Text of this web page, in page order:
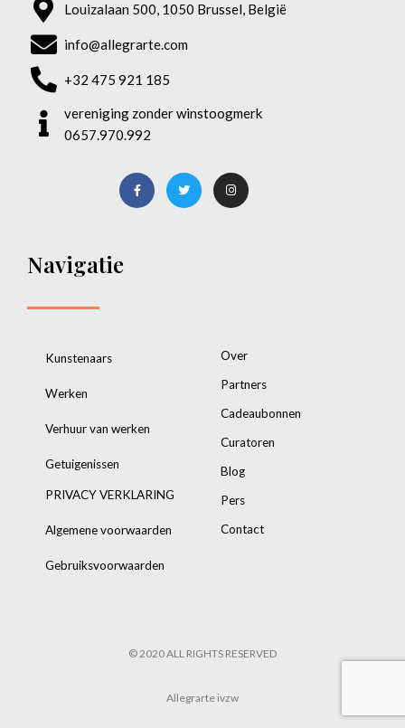
Louizalaan 500, 1050 Brussel, België
info@allegrarte.com
+32 475 921 185
vereniging zonder winstoogmerk
0657.970.992
Navigatie
Kunstenaars
Werken
Verhuur van werken
Getuigenissen
PRIVACY VERKLARING
Algemene voorwaarden
Gebruiksvoorwaarden
Over
Partners
Cadeaubonnen
Curatoren
Blog
Pers
Contact
© 2020 ALL RIGHTS RESERVED
Allegrarte ivzw